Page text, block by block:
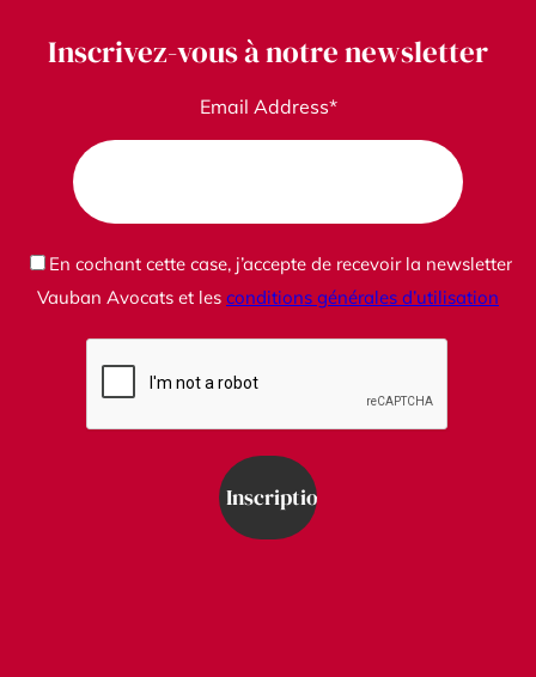
Inscrivez-vous à notre newsletter
Email Address*
En cochant cette case, j’accepte de recevoir la newsletter
Vauban Avocats et les conditions générales d’utilisation